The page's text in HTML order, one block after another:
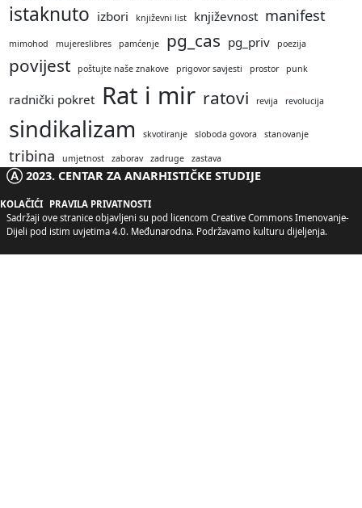
istaknuto izbori književni list književnost manifest
mimohod mujereslibres pamćenje pg_cas pg_priv poezija
povijest poštujte naše znakove prigovor savjesti prostor punk
radnički pokret Rat i mir ratovi revija revolucija
sindikalizam skvotiranje sloboda govora stanovanje
tribina umjetnost zaborav zadruge zastava
Ⓐ 2023. CENTAR ZA ANARHISTIČKE STUDIJE
KOLAČIĆI PRAVILA PRIVATNOSTI
Sadržaji ove stranice objavljeni su pod licencom Creative Commons Imenovanje-
Dijeli pod istim uvjetima 4.0. Međunarodna. Podržavamo kulturu dijeljenja.